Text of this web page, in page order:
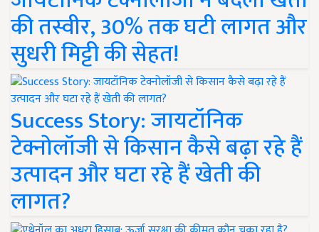
की तस्वीर, 30% तक घटी लागत और
सुधरी मिट्टी की सेहत!
Success Story: जायटॉनिक
टेक्नोलॉजी से किसान कैसे बढ़ा रहे हैं
उत्पादन और घटा रहे हैं खेती की
लागत?